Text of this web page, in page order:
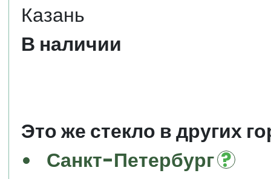
Казань
В наличии
Это же стекло в других
Санкт-Петербург